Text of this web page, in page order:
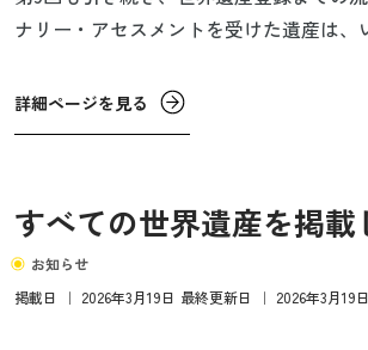
ナリー・アセスメントを受けた遺産は、
詳細ページを見る
すべての世界遺産を掲載
お知らせ
掲載日
｜ 2026年3月19日 最終更新日 ｜ 2026年3月19日